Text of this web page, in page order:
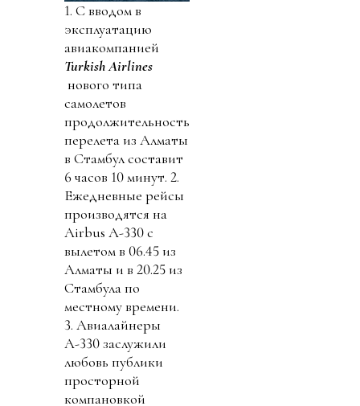
1. С вводом в
эксплуатацию
авиакомпанией
Turkish Airlines
нового типа
самолетов
продолжительность
перелета из Алматы
в Стамбул составит
6 часов 10 минут. 2.
Ежедневные рейсы
производятся на
Airbus A-330 с
вылетом в 06.45 из
Алматы и в 20.25 из
Стамбула по
местному времени.
3. Авиалайнеры
А-330 заслужили
любовь публики
просторной
компановкой